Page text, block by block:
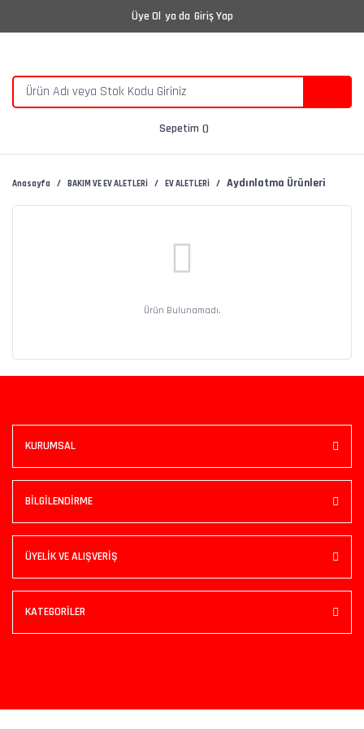
Üye Ol ya da Giriş Yap
Sepetim
Anasayfa BAKIM VE EV ALETLERİ EV ALETLERİ Aydınlatma Ürünleri
Ürün Bulunamadı.
KURUMSAL
BİLGİLENDİRME
ÜYELİK VE ALIŞVERİŞ
KATEGORİLER